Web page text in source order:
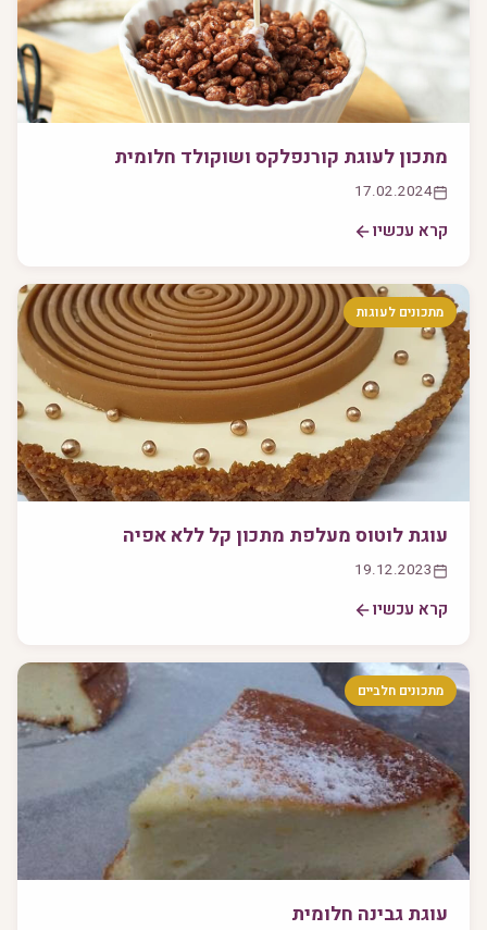
מתכון לעוגת קורנפלקס ושוקולד חלומית
17.02.2024
קרא עכשיו
מתכונים לעוגות
עוגת לוטוס מעלפת מתכון קל ללא אפיה
19.12.2023
קרא עכשיו
מתכונים חלביים
עוגת גבינה חלומית